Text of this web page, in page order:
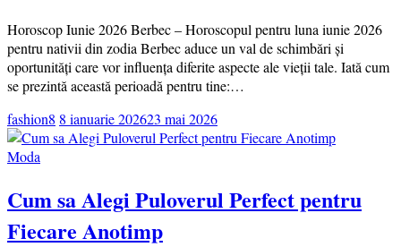
Horoscop Iunie 2026 Berbec – Horoscopul pentru luna iunie 2026
pentru nativii din zodia Berbec aduce un val de schimbări și
oportunități care vor influența diferite aspecte ale vieții tale. Iată cum
se prezintă această perioadă pentru tine:…
fashion8 8 ianuarie 202623 mai 2026
Moda
Cum sa Alegi Puloverul Perfect pentru
Fiecare Anotimp